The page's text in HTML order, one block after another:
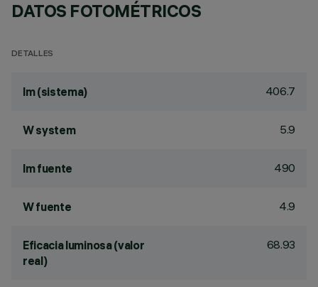
DATOS FOTOMÉTRICOS
DETALLES
lm (sistema) 406.7
W system 5.9
lm fuente 490
W fuente 4.9
Eficacia luminosa (valor
real)
68.93